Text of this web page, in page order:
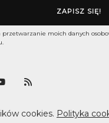
przetwarzanie moich danych
cookies. Polityka